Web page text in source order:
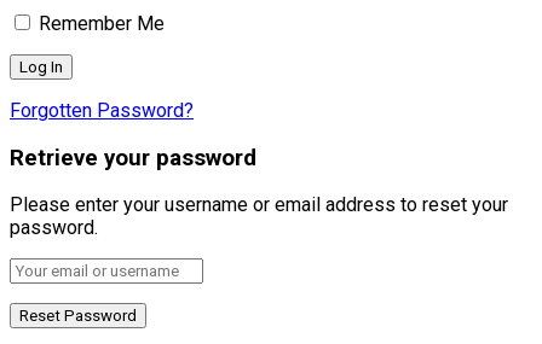
Remember Me
Forgotten Password?
Retrieve your password
Please enter your username or email address to reset your
password.